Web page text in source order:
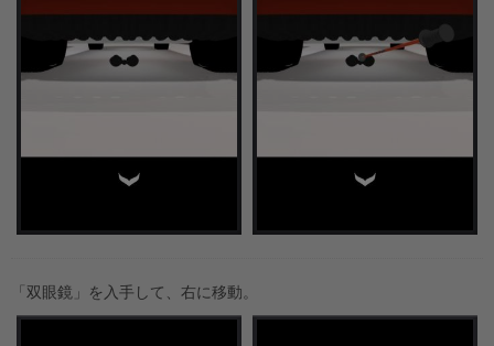
「双眼鏡」を入手して、右に移動。